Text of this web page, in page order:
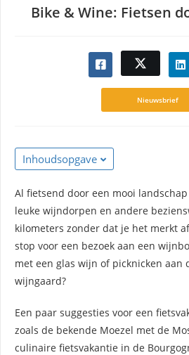
Bike & Wine: Fietsen
Nieuwsbrief
Inhoudsopgave
Al fietsend door een mooi
leuke wijndorpen en andere
kilometers zonder dat je het merkt
stop voor een bezoek aan een
met een glas wijn of picknicken aan
wijngaard?
Een paar suggesties voor een
zoals de bekende Moezel met de
culinaire fietsvakantie in de
worden
om
te
over
van